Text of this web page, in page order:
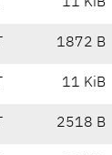
11 KiB
1872 B
11 KiB
2518 B